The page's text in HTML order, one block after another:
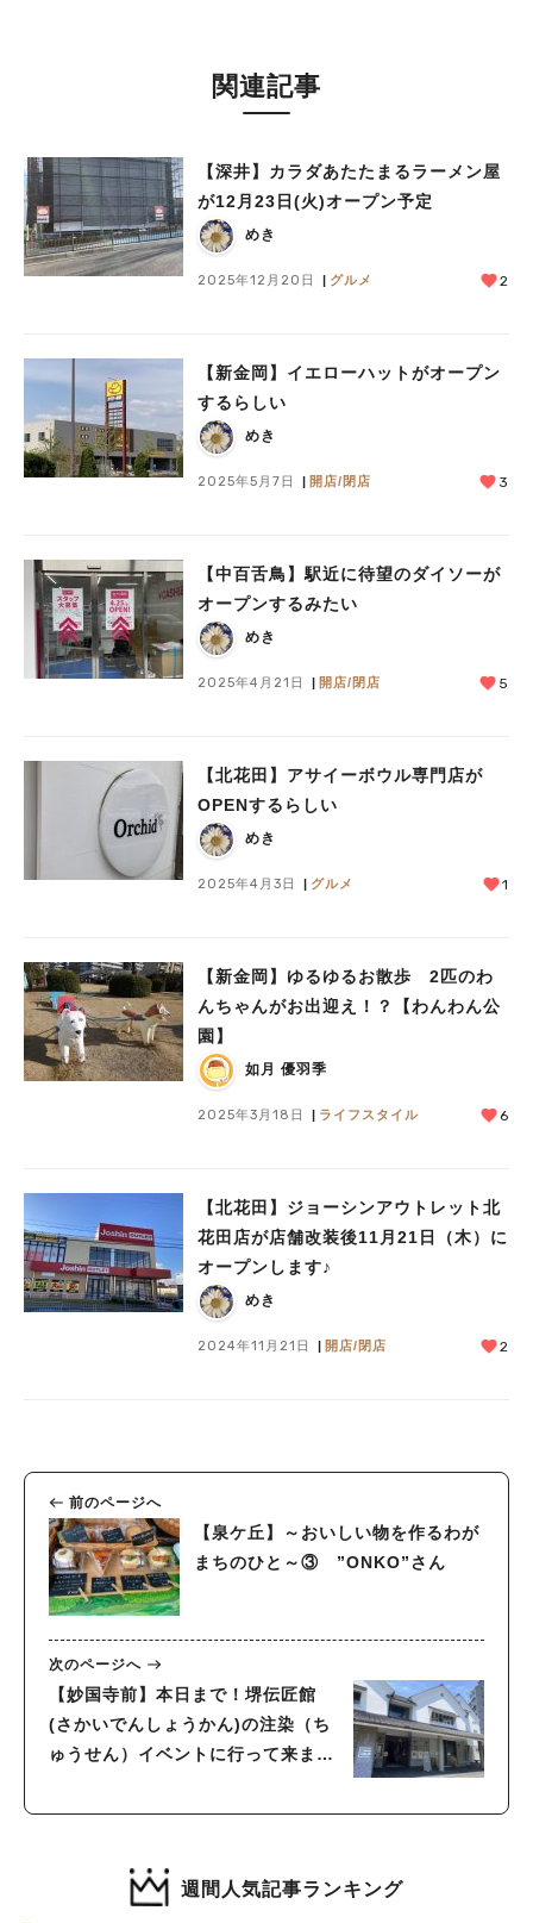
関連記事
【深井】カラダあたたまるラーメン屋
が12月23日(火)オープン予定
めき
2025年12月20日 グルメ 2
【新金岡】イエローハットがオープン
するらしい
めき
2025年5月7日 開店/閉店 3
【中百舌鳥】駅近に待望のダイソーが
オープンするみたい
めき
2025年4月21日 開店/閉店 5
【北花田】アサイーボウル専門店が
OPENするらしい
めき
2025年4月3日 グルメ 1
【新金岡】ゆるゆるお散歩 2匹のわ
んちゃんがお出迎え！？【わんわん公
園】
如月 優羽季
2025年3月18日 ライフスタイル 6
【北花田】ジョーシンアウトレット北
花田店が店舗改装後11月21日（木）に
オープンします♪
めき
2024年11月21日 開店/閉店 2
前のページへ
【泉ケ丘】～おいしい物を作るわが
まちのひと～③ ”ONKO”さん
次のページへ
【妙国寺前】本日まで！堺伝匠館
(さかいでんしょうかん)の注染（ち
ゅうせん）イベントに行って来まし
週間人気記事ランキング
人気のキーワード
#栂・美木多駅 #光明池駅 #なかもず駅
#あなたはどっち？